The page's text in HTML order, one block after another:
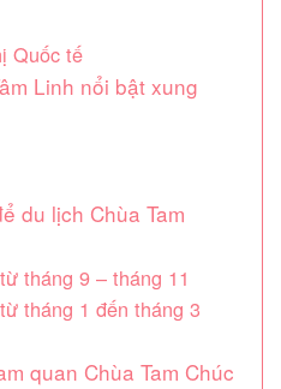
Quốc tế
Linh nổi bật xung
du lịch Chùa Tam
tháng 9 – tháng 11
tháng 1 đến tháng 3
quan Chùa Tam Chúc